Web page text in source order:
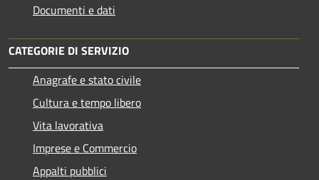
Documenti e dati
CATEGORIE DI SERVIZIO
Anagrafe e stato civile
Cultura e tempo libero
Vita lavorativa
Imprese e Commercio
Appalti pubblici